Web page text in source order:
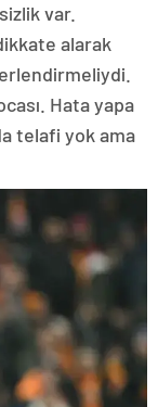
var.
alarak
Hata yapa
telafi yok ama